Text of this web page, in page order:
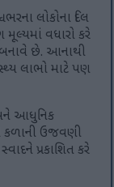
લોકોના દિલ
મૂલ્યમાં વધારો કરે
બનાવે છે. આનાથી
લાભો માટે પણ
આધુનિક
કળાની ઉજવણી
પ્રકાશિત કરે